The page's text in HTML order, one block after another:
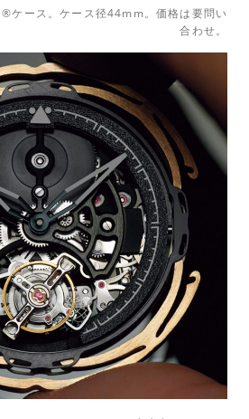
ケース。ケース径44mm。価格は要問い
合わせ。